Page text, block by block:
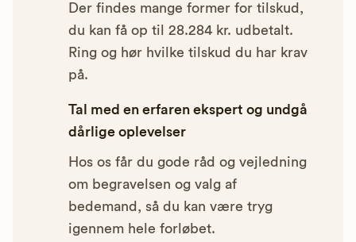
Der findes mange former for tilskud,
du kan få op til 28.284 kr. udbetalt.
Ring og hør hvilke tilskud du har krav
på.
Tal med en erfaren ekspert og undgå
dårlige oplevelser
Hos os får du gode råd og vejledning
om begravelsen og valg af
bedemand, så du kan være tryg
igennem hele forløbet.